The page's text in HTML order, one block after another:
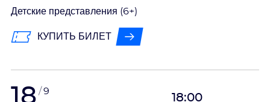
/ ГАСТРОЛИ МАРИЙСКОГО
ДРАМЫ ИМ. М. ШКЕТАНА
Детские представления (6+)
КУПИТЬ БИЛЕТ
18 9
18:00